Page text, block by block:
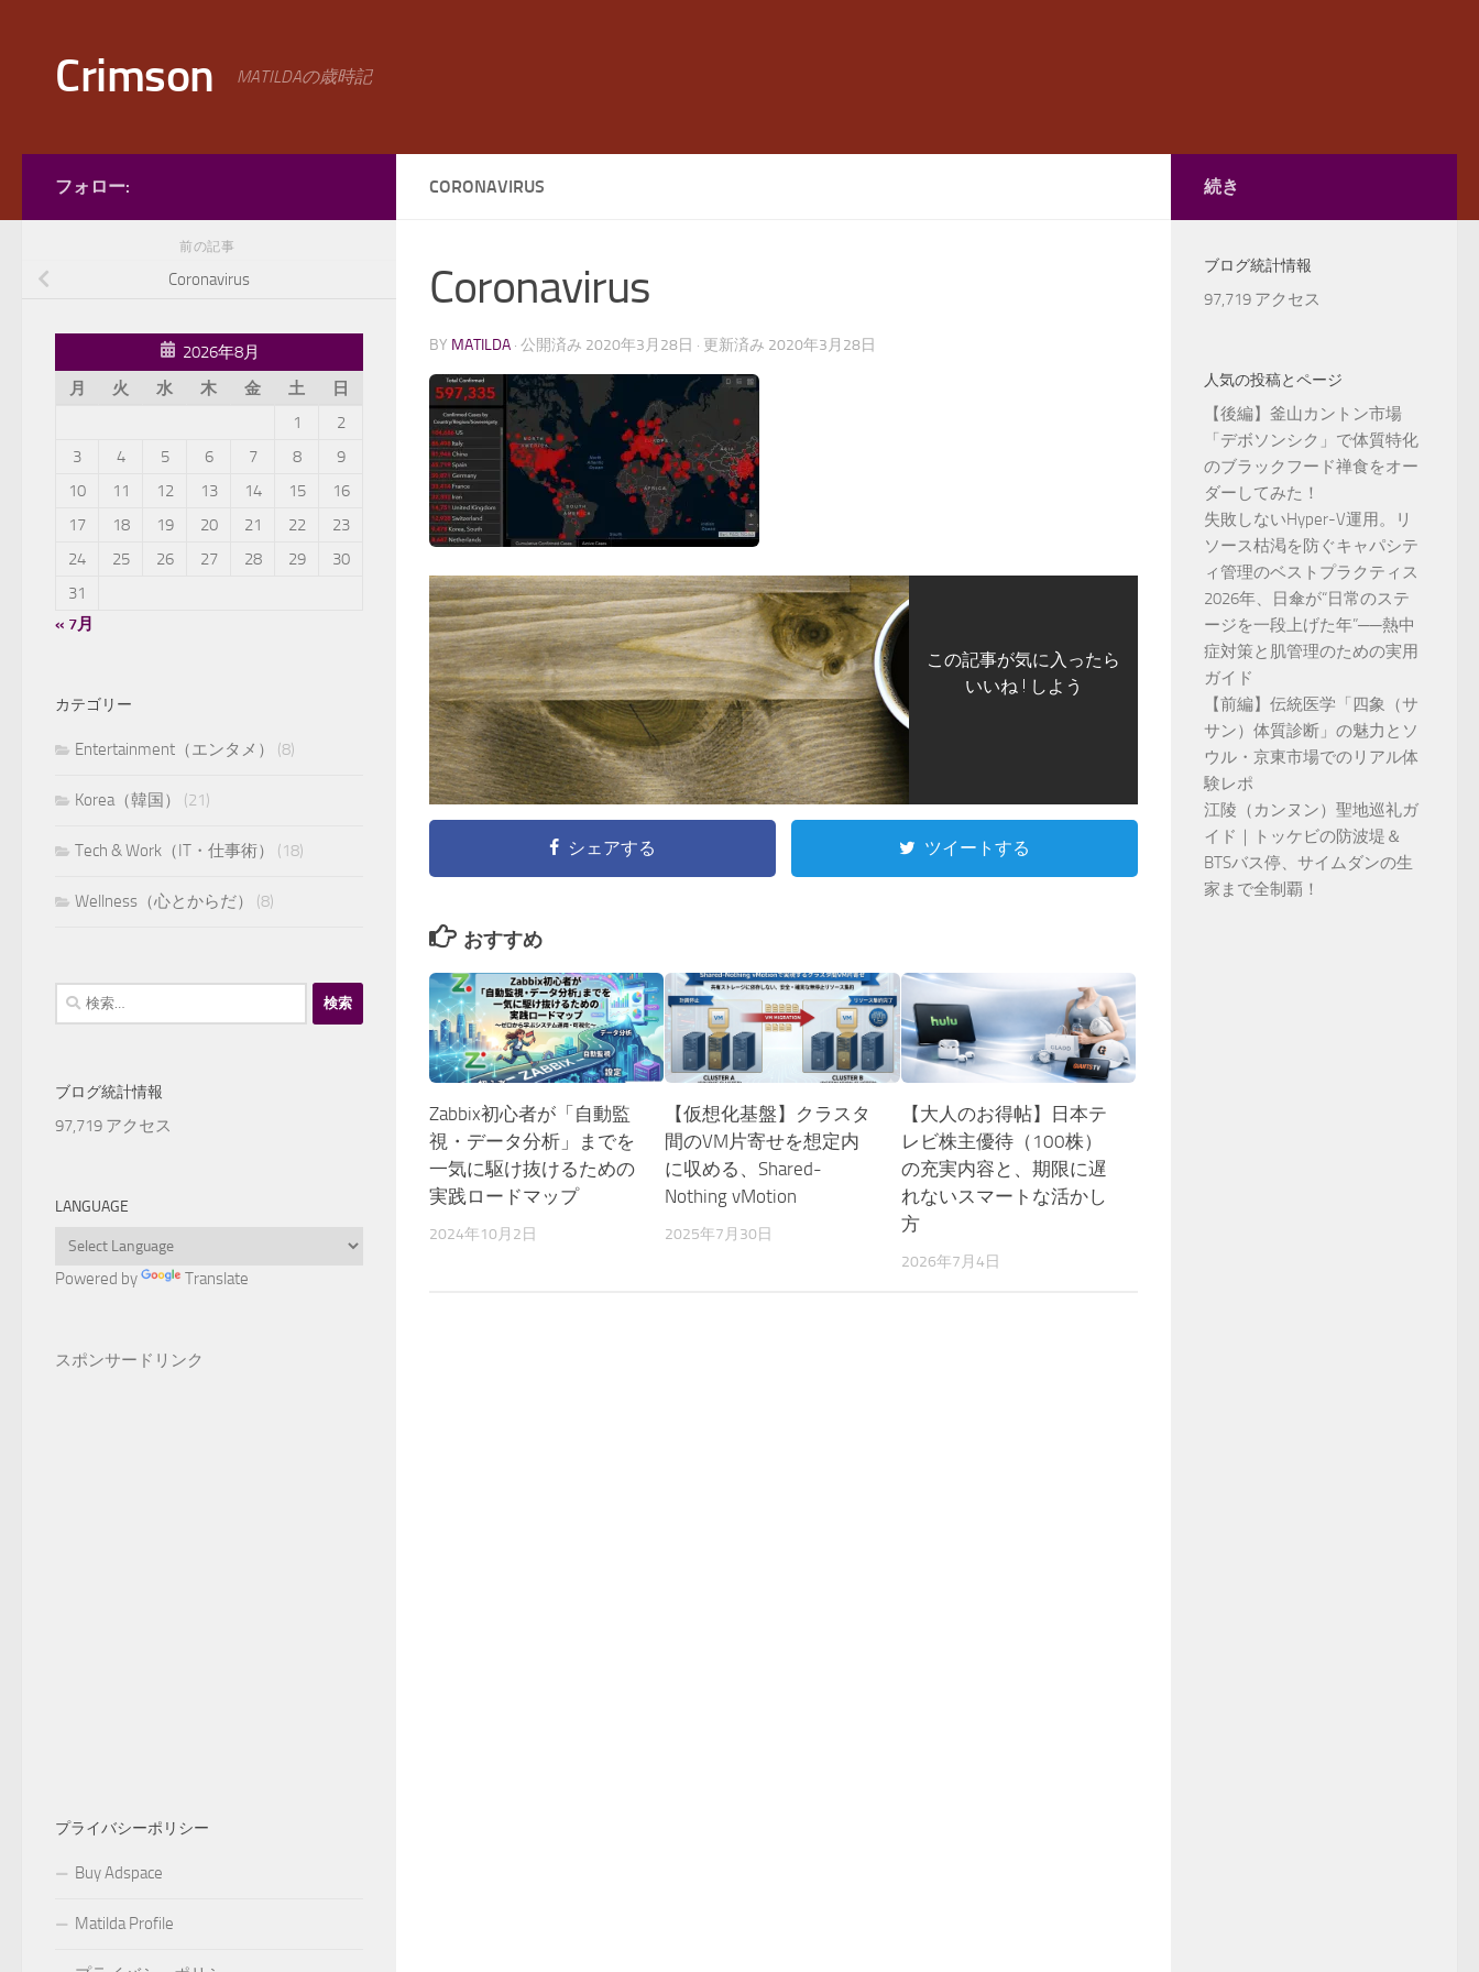
Crimson MATILDAの歳時記
CORONAVIRUS
Coronavirus
BY MATILDA · 公開済み 2020年3月28日 · 更新済み 2020年3月28日
この記事が気に入ったら
いいね ! しよう
シェアする ツイートする
おすすめ
Zabbix初心者が「自動監
視・データ分析」までを
一気に駆け抜けるための
実践ロードマップ
2024年10月2日
【仮想化基盤】クラスタ
間のVM片寄せを想定内
に収める、Shared-
Nothing vMotion
2025年7月30日
【大人のお得帖】日本テ
レビ株主優待（100株）
の充実内容と、期限に遅
れないスマートな活かし
方
2026年7月4日
フォロー:
前の記事
Coronavirus
2026年8月
月
火 水 木 金 土
日
1
2
3
4 5 6 7 8
9
10
11 12 13 14 15
16
17
18 19 20 21 22
23
24
25 26 27 28 29
30
31
« 7月
カテゴリー
Entertainment（エンタメ） (8)
Korea（韓国） (21)
Tech & Work（IT・仕事術） (18)
Wellness（心とからだ） (8)
検
索:
ブログ統計情報
97,719 アクセス
LANGUAGE
Powered by Translate
スポンサードリンク
プライバシーポリシー
Buy Adspace
Matilda Profile
続き
ブログ統計情報
97,719 アクセス
人気の投稿とページ
【後編】釜山カントン市場
「デボソンシク」で体質特化
のブラックフード禅食をオー
ダーしてみた！
失敗しないHyper-V運用。リ
ソース枯渇を防ぐキャパシテ
ィ管理のベストプラクティス
2026年、日傘が“日常のステ
ージを一段上げた年”──熱中
症対策と肌管理のための実用
ガイド
【前編】伝統医学「四象（サ
サン）体質診断」の魅力とソ
ウル・京東市場でのリアル体
験レポ
江陵（カンヌン）聖地巡礼ガ
イド｜トッケビの防波堤＆
BTSバス停、サイムダンの生
家まで全制覇！